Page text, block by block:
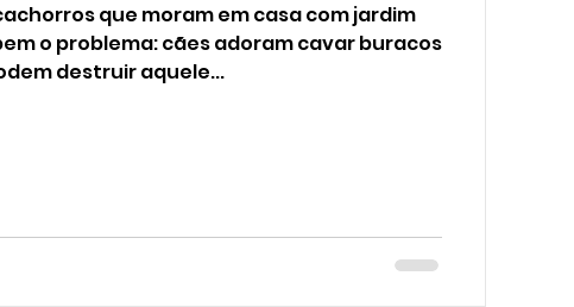
que moram em casa com jardim
o problema: cães adoram cavar buracos
destruir aquele...